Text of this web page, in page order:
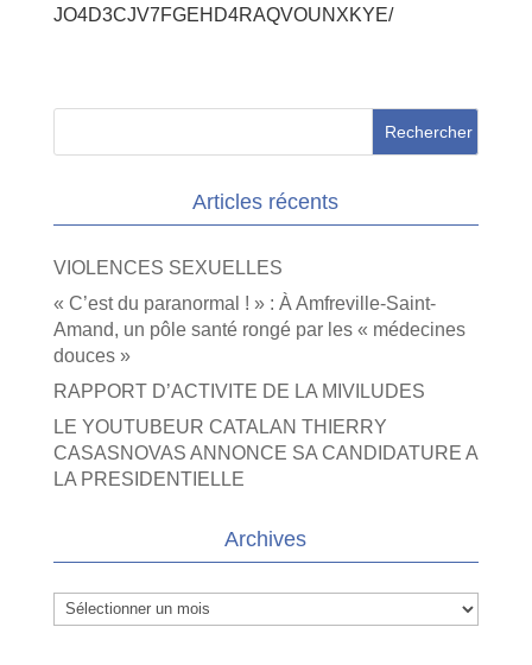
JO4D3CJV7FGEHD4RAQVOUNXKYE/
Articles récents
VIOLENCES SEXUELLES
« C’est du paranormal ! » : À Amfreville-Saint-
Amand, un pôle santé rongé par les « médecines
douces »
RAPPORT D’ACTIVITE DE LA MIVILUDES
LE YOUTUBEUR CATALAN THIERRY
CASASNOVAS ANNONCE SA CANDIDATURE A
LA PRESIDENTIELLE
Archives
Archives